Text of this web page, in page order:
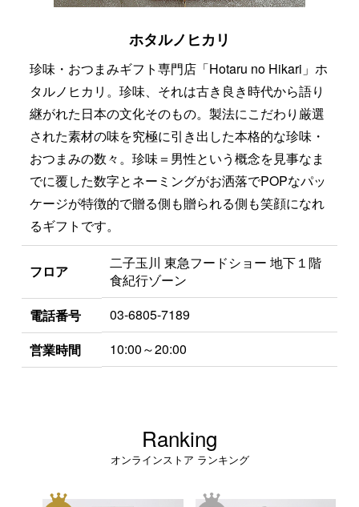
ホタルノヒカリ
珍味・おつまみギフト専門店「Hotaru no Hikari」ホ
タルノヒカリ。珍味、それは古き良き時代から語り
継がれた日本の文化そのもの。製法にこだわり厳選
された素材の味を究極に引き出した本格的な珍味・
おつまみの数々。珍味＝男性という概念を見事なま
でに覆した数字とネーミングがお洒落でPOPなパッ
ケージが特徴的で贈る側も贈られる側も笑顔になれ
るギフトです。
フロア
二子玉川 東急フードショー 地下１階
食紀行ゾーン
電話番号
03-6805-7189
営業時間
10:00～20:00
Ranking
オンラインストア ランキング